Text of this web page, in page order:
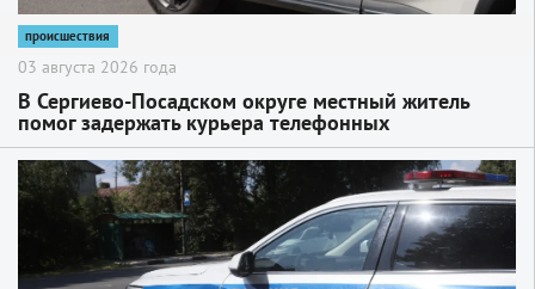
происшествия
03 августа 2026 года
В Сергиево-Посадском округе местный житель
помог задержать курьера телефонных
мошенников
2